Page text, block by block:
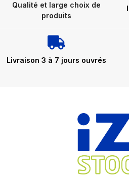
Qualité et large choix de
produits
Livraison 3 à 7 jours ouvrés